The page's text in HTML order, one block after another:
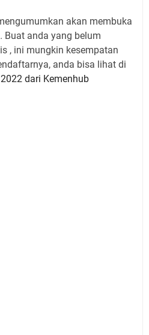
akan membuka
Buat anda yang belum
, ini mungkin kesempatan
anda bisa lihat di
dari Kemenhub